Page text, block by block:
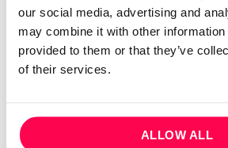
our social media, advertising and
may combine it with other information
provided to them or that they’ve
of their services.
ALLOW ALL
Sobre mim
Contactos
Conta cliente
INFORMAÇÕES